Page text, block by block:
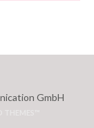
GmbH